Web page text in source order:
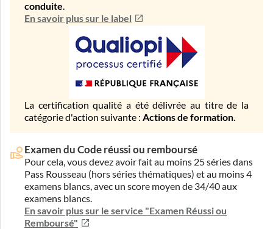
conduite.
En savoir plus sur le label
La certification qualité a été délivrée au titre de la
catégorie d'action suivante : Actions de formation.
Examen du Code réussi ou remboursé
Pour cela, vous devez avoir fait au moins 25 séries dans
Pass Rousseau (hors séries thématiques) et au moins 4
examens blancs, avec un score moyen de 34/40 aux
examens blancs.
En savoir plus sur le service "Examen Réussi ou
Remboursé"